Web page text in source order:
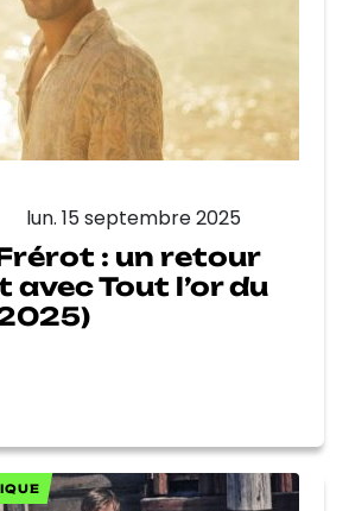
lun. 15 septembre 2025
: un retour
Tout l’or du